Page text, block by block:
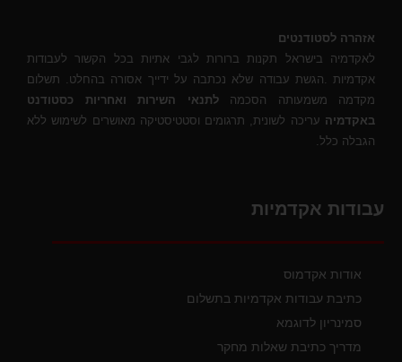
אזהרה לסטודנטים
לאקדמיה בישראל תקנות ברורות לגבי אתיות בכל הקשור לעבודות
אקדמיות .הגשת עבודה שלא נכתבה על ידייך אסורה בהחלט. תשלום
מקדמה משמעותה הסכמהלתנאי השירות ואחריות כסטודנט
באקדמיה עריכה לשונית, תרגומים וסטטיסטיקה מאושרים לשימוש ללא
הגבלה כלל.
עבודות אקדמיות
אודות אקדמוס
כתיבת עבודות אקדמיות בתשלום
סמינריון לדוגמא
מדריך כתיבת שאלות מחקר